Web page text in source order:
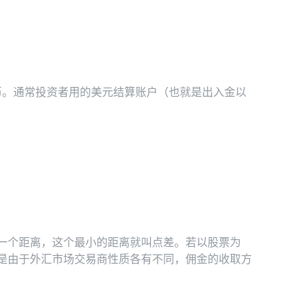
通常投资者用的美元结算账户（也就是出入金以
距离，这个最小的距离就叫点差。若以股票为
于外汇市场交易商性质各有不同，佣金的收取方